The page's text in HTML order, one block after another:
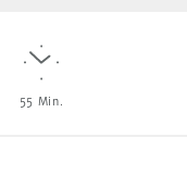
55 Min.